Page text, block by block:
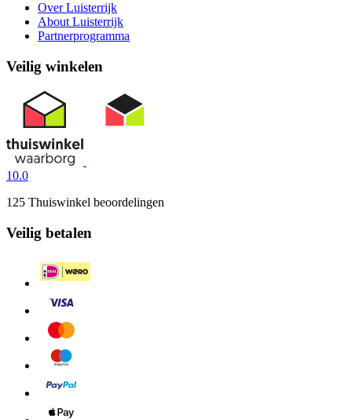
Over Luisterrijk
About Luisterrijk
Partnerprogramma
Veilig winkelen
10.0
125 Thuiswinkel beoordelingen
Veilig betalen